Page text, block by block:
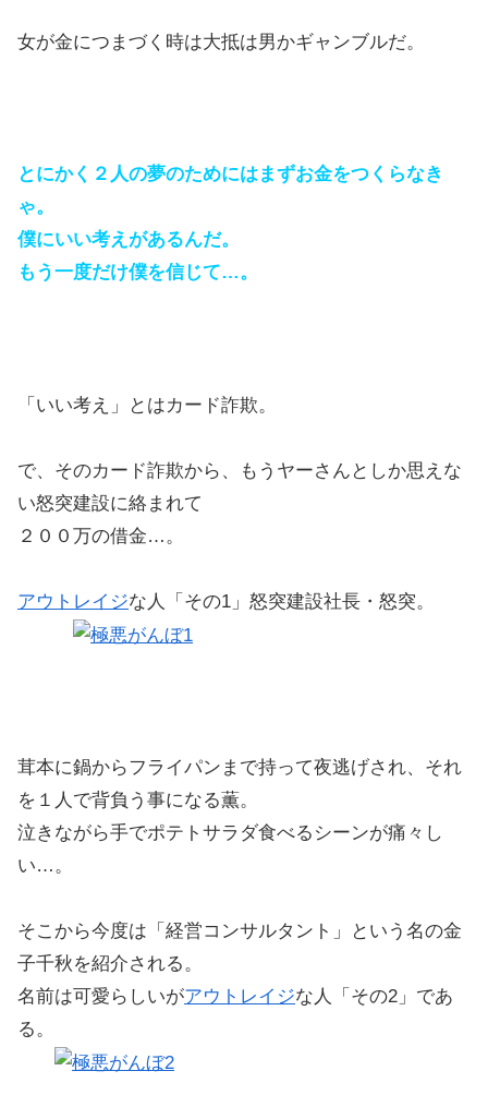
女が金につまづく時は大抵は男かギャンブルだ。
とにかく２人の夢のためにはまずお金をつくらなき
ゃ。
僕にいい考えがあるんだ。
もう一度だけ僕を信じて…。
「いい考え」とはカード詐欺。
で、そのカード詐欺から、もうヤーさんとしか思えな
い怒突建設に絡まれて
２００万の借金…。
アウトレイジな人「その1」怒突建設社長・怒突。
茸本に鍋からフライパンまで持って夜逃げされ、それ
を１人で背負う事になる薫。
泣きながら手でポテトサラダ食べるシーンが痛々し
い…。
そこから今度は「経営コンサルタント」という名の金
子千秋を紹介される。
名前は可愛らしいがアウトレイジな人「その2」であ
る。